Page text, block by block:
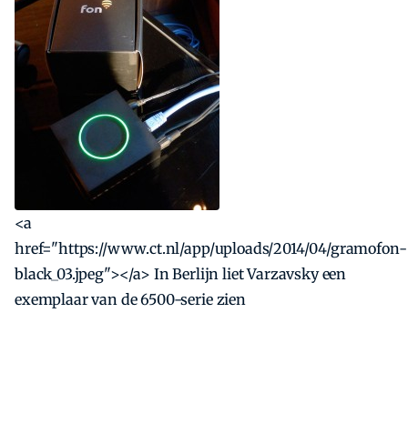
<a
href="https://www.ct.nl/app/uploads/2014/04/gramofon-
black_03.jpeg"></a> In Berlijn liet Varzavsky een
exemplaar van de 6500-serie zien